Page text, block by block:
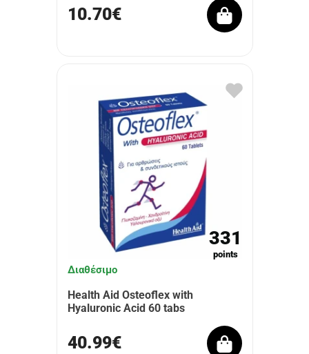
10.70€
331
points
Διαθέσιμο
Health Aid Osteoflex with
Hyaluronic Acid 60 tabs
40.99€